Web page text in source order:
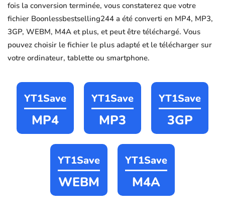
fois la conversion terminée, vous constaterez que votre
fichier Boonlessbestselling244 a été converti en MP4, MP3,
3GP, WEBM, M4A et plus, et peut être téléchargé. Vous
pouvez choisir le fichier le plus adapté et le télécharger sur
votre ordinateur, tablette ou smartphone.
YT1Save
MP4
YT1Save
MP3
YT1Save
3GP
YT1Save
WEBM
YT1Save
M4A